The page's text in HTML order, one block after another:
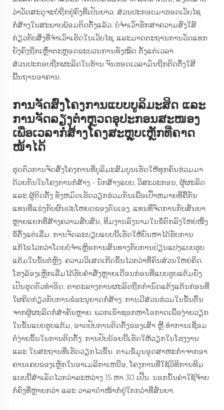
ວ່າວັດສະດຸຈະບໍ່ຖືກຢູ່ຄົງທີ່ເປັນຍາວ. ສ່ວນປະກອບມາຮອດເວັບໄຊ
ກໍ່ສ້າງໃນສະພາບພ້ອມຕິດຕັ້ງແລ້ວ. ບໍ່ຈຳເວົາຮັກສາຄວາມສົງໃສ໌
ກ່ຽວກັບສິ່ງທີ່ຈຳເວົາເຮັດໃນເວັບໄຊ, ແລະມາດຕະຖານການວັດແທກ
ຍັງຄົງຖືກເຫຼົ່າຕະຫຼອດຂະບວນການທັງໝົດ ຕັ້ງແຕ່ເວລາ
ສ່ວນປະກອບຖືກຜະລິດໃນຮ້ານ ຈົນຮອດເວລາມັນຖືກຕິດຕັ້ງໃສີ
ພື້ນຖານອາຄານ.
ການຈັດສົ່ງໂຄງການແບບບູລິມະສິດ ແລະ
ການຈັດລຽງຕໍາຫຼວດອຸປະກອນສະໜອງ
ເພື່ອເວລາກໍ່ສ້າງໂຄງສະຫຼຸບເຫຼັກທີ່ຄາດ
ໜ້າໄດ້
ຮຸດຕົວການຈັດສົ່ງໂຄງການທີ່ບູລິມະສົມບູນເຮັດໃຫ້ທຸກຄົນຮ່ວມມາ
ດ້ວຍກັນໃນໂຄງການກໍ່ສ້າງ - ນັກສ້າງແບບ, ວິສະວະກອນ, ຜູ້ຜະລິດ
ແລະ ຜູ້ຕິດຕັ້ງ ທັງຫມົດເຮັດວຽກຮ່ວມກັນເພື່ອເປົ້າຫມາຍທີ່ຄ້ືກັນ
ແທນທີ່ແຂ່ງກັບຜົນປະໂຫຍດຂອງຕົນເອງ. ແທນທີ່ຈັດການກັບສັນຍາ
ຫຼາຍແຍກທີ່ສ້າງຄວາມສັບສົນ, ທີມງານລົງນາມໃນຂໍ້ຕົກລົງໃຫຍ່ໜຶ່ງ
ຂໍ້ຕັ້ງແຕ່ເລີ່ມ. ການຈັດລະບຽບແບບນີ້ເຮັດໃຫ້ບັນຫາໄດ້ຮັບການ
ແກ້ໄຂໄວກວ່າໂດຍບໍ່ຈຳເຫຼິອການສົນທາງກັບການປ່ຽນແປງແບບຮູບ
ແຕ້ມໃນຂັ້ນຕໍ່ຫຼັງ. ຄວາມວິເສດເກີດຂຶ້ນໄວກວ່າທີ່ຄົນສ່ວນໃຫຍ່ຄິດ.
ໂຮງລ້ອງເຫຼັກເລີ່ມໄດ້ຮັບຄຳສັ່ງຫຼາຍເດືອນກ່ອນທີ່ແບບຮູບແຕ້ມຍັງ
ເປັນຮຸດຕົວທຳອິດ. ຕາຕະລາງການຜະລິດຖືກກຳນົດແຕ້ງແຕ້ນກ່ອນທີ່
ໃຜຄິດກ່ຽວກັບການຂໍອະນຸຍາດກໍ່ສ້າງ. ການມີສ່ວນຮ່ວມໃນຂັ້ນຕົ້ນ
ຈາກຜູ້ຜະລິດກໍ່ສຳຄັນຫຼາຍ. ພວກເຂົາຊອກຫາໂອກາດເພື່ອງ່າຍວຽກ
ໃນຂັ້ນແບບຮູບແຕ້ມ, ອາດປັບການຕິດຕັ້ງຂອງເສົາ ຫຼື ທຳການເຊື່ອມ
ຕໍ່ງ່າຍຂຶ້ນໃນການຕິດຕັ້ງ. ການປັບນ້ອຍນີ້ເຮັດໃຫ້ວຽກໃນໂຮງງານ
ແລະ ໃນສະຖານທີ່ເຮັດວຽກໄວຂຶ້ນ. ຕາມຂໍ້ມູນອຸດສາຫະກໍາຈາກອາ
ຄານເຄບຂອງເຫຼັກໃນອາເມລິກາເຫນືອ, ໂຄງການທີ່ໃຊ້ວິທີການທີມ
ແບບນີ້ສຳເລັດໄວກວ່າລະຫວ່າງ 15 ຫາ 30 ເປີ້ນ. ນອກນັ້ນຄ່າໃຊ້ຈ້າຍ
ກໍ່ຄົງທີ່ຫຼາຍກວ່າ ແລະ ວາລາດຳໜ້າກໍ່ຢູ່ໃກກວ່າທີ່ສັນຍາ.